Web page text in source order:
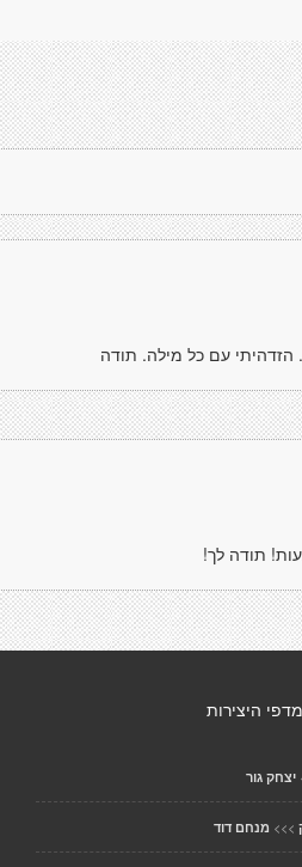
הזדהיתי עם כל מילה. תודה
תודה לך!
היצירות
יצחק גור
>>> מנחם דוד